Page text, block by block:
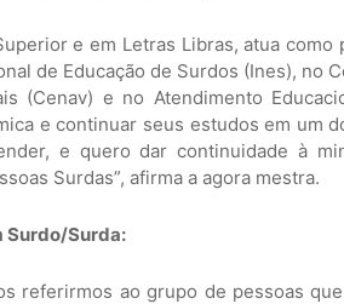
e em Letras Libras, atua
de Educação de Surdos (Ines), no
(Cenav) e no Atendimento
e continuar seus estudos em um
e quero dar continuidade à
Surdas”, afirma a agora mestra.
Surdo/Surda:
referirmos ao grupo de pessoas